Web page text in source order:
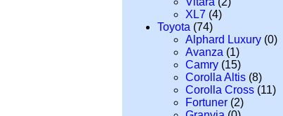
XL7 (4)
Toyota (74)
Alphard Luxury (0)
Avanza (1)
Camry (15)
Corolla Altis (8)
Corolla Cross (11)
Fortuner (2)